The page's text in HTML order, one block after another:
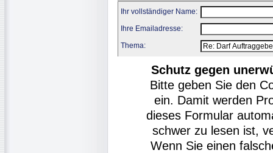
Ihr vollständiger Name:
Ihre Emailadresse:
Thema:
Schutz gegen
Bitte geben Sie den
ein. Damit werden
dieses Formular
schwer zu lesen ist,
Wenn Sie einen